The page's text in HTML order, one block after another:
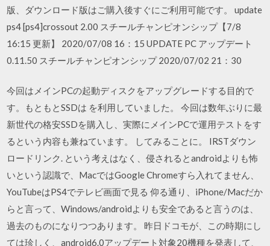
版、ダウンロード版はご購入後すぐにご利用可能です。 update
ps4 [ps4]crossout 2.00 スチールチャンピオンシップ【7/8
16:15 更新】 2020/07/08 16：15 UPDATE PC アップデート
0.11.50 スチールチャンピオンシップ 2020/07/02 21：30
今回はメインPCの起動ディスクをアップグレードする目的で
す。もともとSSDは を利用していました。 今回は数年ぶりに最
新世代の格安SSDを購入し、実際にメインPCで運用テストをす
るという内容も兼ねています。 してみることに。 IRSTダウン
ロードリンク. という考えはなく、侵されるとandroidよりも怖
いという認識で、MacではGoogle Chromeすら入れてません、
YouTubeはPS4でテレビ画面で見る 仰る通り、iPhone/Macだか
らと言って、Windows/androidよりも安全であると言うのは、
過去のものになりつつあります。 昨日ドコモが、この時期にし
ては珍しく、android6.0アップデート対象20機種を発表して、